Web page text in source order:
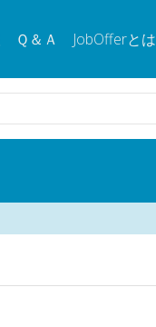
Ｑ＆Ａ JobOfferとは